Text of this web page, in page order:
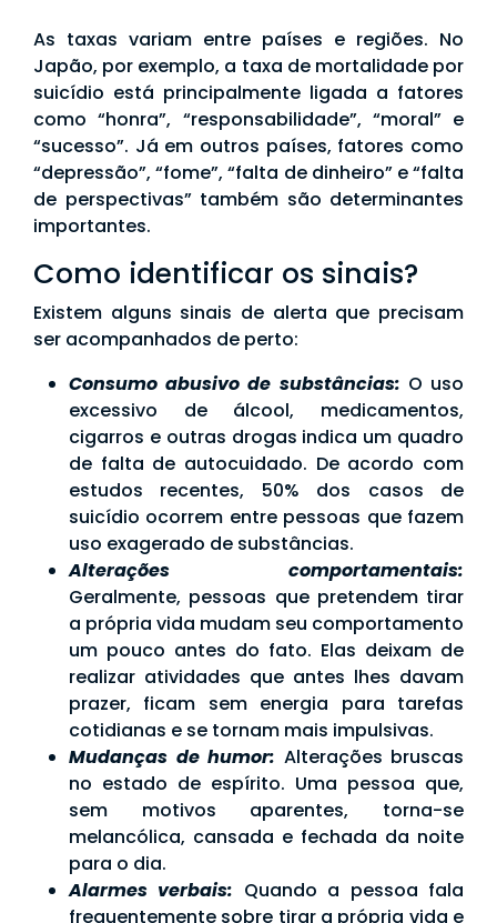
As taxas variam entre países e regiões. No
Japão, por exemplo, a taxa de mortalidade por
suicídio está principalmente ligada a fatores
como “honra”, “responsabilidade”, “moral” e
“sucesso”. Já em outros países, fatores como
“depressão”, “fome”, “falta de dinheiro” e “falta
de perspectivas” também são determinantes
importantes.
Como identificar os sinais?
Existem alguns sinais de alerta que precisam
ser acompanhados de perto:
Consumo abusivo de substâncias: O uso
excessivo de álcool, medicamentos,
cigarros e outras drogas indica um quadro
de falta de autocuidado. De acordo com
estudos recentes, 50% dos casos de
suicídio ocorrem entre pessoas que fazem
uso exagerado de substâncias.
Alterações comportamentais:
Geralmente, pessoas que pretendem tirar
a própria vida mudam seu comportamento
um pouco antes do fato. Elas deixam de
realizar atividades que antes lhes davam
prazer, ficam sem energia para tarefas
cotidianas e se tornam mais impulsivas.
Mudanças de humor: Alterações bruscas
no estado de espírito. Uma pessoa que,
sem motivos aparentes, torna-se
melancólica, cansada e fechada da noite
para o dia.
Alarmes verbais: Quando a pessoa fala
frequentemente sobre tirar a própria vida e